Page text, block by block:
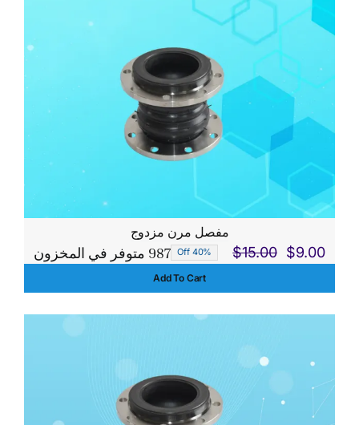
مفصل مرن مزدوج
$15.00
السعر
الأصلي
$9.00
السعر
الحالي
40% Off 987 متوفر في المخزون
Add To Cart